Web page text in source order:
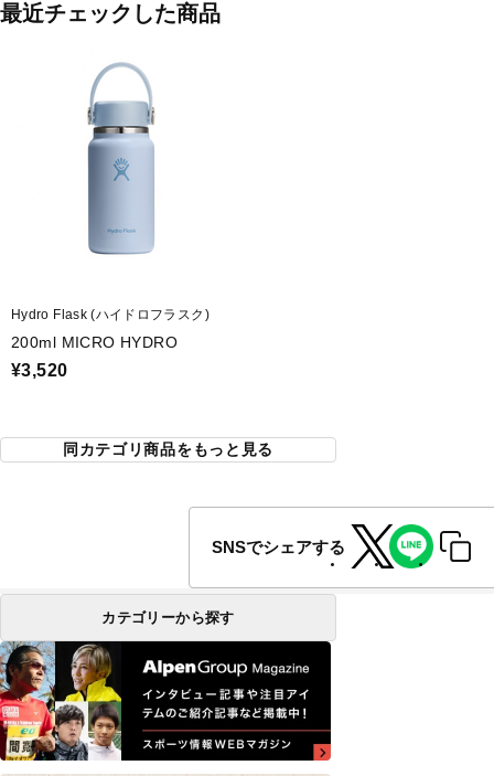
最近チェックした商品
Hydro Flask (ハイドロフラスク)
200ml MICRO HYDRO
¥3,520
同カテゴリ商品をもっと見る
SNSでシェアする
カテゴリーから探す